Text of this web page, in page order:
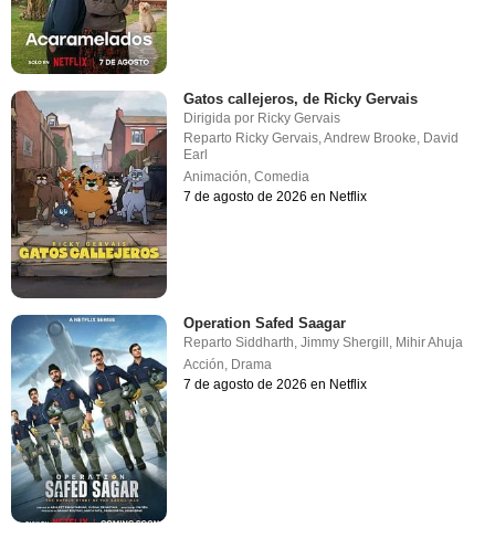
Gatos callejeros, de Ricky Gervais
Dirigida por Ricky Gervais
Reparto Ricky Gervais ,Andrew Brooke David
Earl
Animación ,Comedia
7 de agosto de 2026 en Netflix
Operation Safed Saagar
RepartoSiddharth,Jimmy Shergill, Mihir Ahuja
Acción, Drama
7 de agosto de 2026 en Netflix